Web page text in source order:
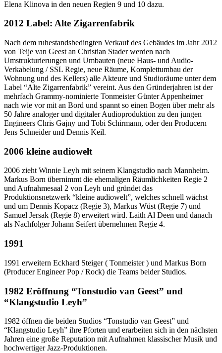
Elena Klinova in den neuen Regien 9 und 10 dazu.
2012 Label: Alte Zigarrenfabrik
Nach dem ruhestandsbedingten Verkauf des Gebäudes im Jahr 2012
von Teije van Geest an Christian Stader werden nach
Umstrukturierungen und Umbauten (neue Haus- und Audio-
Verkabelung / SSL Regie, neue Räume, Komplettumbau der
Wohnung und des Kellers) alle Akteure und Studioräume unter dem
Label “Alte Zigarrenfabrik” vereint. Aus den Gründerjahren ist der
mehrfach Grammy-nominierte Tonmeister Günter Appenheimer
nach wie vor mit an Bord und spannt so einen Bogen über mehr als
50 Jahre analoger und digitaler Audioproduktion zu den jungen
Engineers Chris Gajny und Tobi Schirmann, oder den Producern
Jens Schneider und Dennis Keil.
2006 kleine audiowelt
2006 zieht Winnie Leyh mit seinem Klangstudio nach Mannheim.
Markus Born übernimmt die ehemaligen Räumlichkeiten Regie 2
und Aufnahmesaal 2 von Leyh und gründet das
Produktionsnetzwerk “kleine audiowelt”, welches schnell wächst
und um Dennis Kopacz (Regie 3), Markus Wüst (Regie 7) und
Samuel Jersak (Regie 8) erweitert wird. Laith Al Deen und danach
als Nachfolger Johann Seifert übernehmen Regie 4.
1991
1991 erweitern Eckhard Steiger ( Tonmeister ) und Markus Born
(Producer Engineer Pop / Rock) die Teams beider Studios.
1982 Eröffnung “Tonstudio van Geest” und
“Klangstudio Leyh”
1982 öffnen die beiden Studios “Tonstudio van Geest” und
“Klangstudio Leyh” ihre Pforten und erarbeiten sich in den nächsten
Jahren eine große Reputation mit Aufnahmen klassischer Musik und
hochwertiger Jazz-Produktionen.